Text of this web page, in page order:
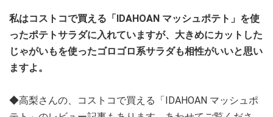
私はコストコで買える「IDAHOAN マッシュポテト」を使
ったポテトサラダに入れていますが、大きめにカットした
じゃがいもを使ったゴロゴロ系サラダも相性がいいと思い
ますよ。
◆高梨さんの、コストコで買える「IDAHOAN マッシュポ